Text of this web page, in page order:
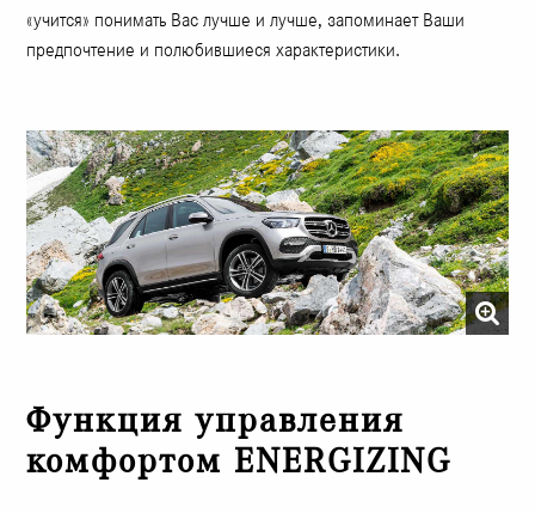
«учится» понимать Вас лучше и лучше, запоминает Ваши
предпочтение и полюбившиеся характеристики.
Функция управления
комфортом ENERGIZING